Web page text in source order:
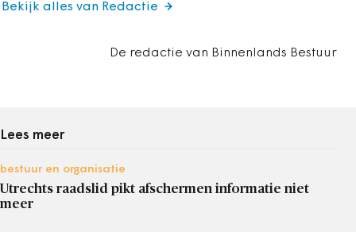
De redactie van Binnenlands Bestuur
Bekijk alles van Redactie
Lees meer
bestuur en organisatie
Utrechts raadslid pikt afschermen informatie niet
meer